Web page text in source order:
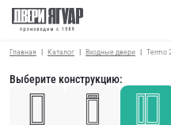
Главная Каталог Входные двери Termo
Выберите конструкцию: